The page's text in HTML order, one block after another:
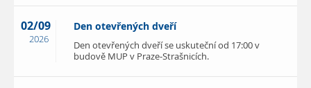
02/09
2026
Den otevřených dveří
Den otevřených dveří se uskuteční od 17:00 v
budově MUP v Praze-Strašnicích.